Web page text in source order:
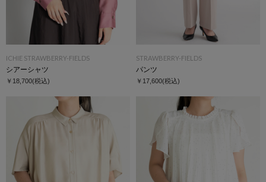
ICHIE STRAWBERRY-FIELDS
シアーシャツ
￥18,700(税込)
STRAWBERRY-FIELDS
パンツ
￥17,600(税込)